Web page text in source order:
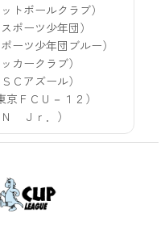
トボールクラブ）
ポーツ少年団）
ーツ少年団ブルー）
カークラブ）
Ｃアズール）
ＦＣＵ－１２）
Ｊｒ．）